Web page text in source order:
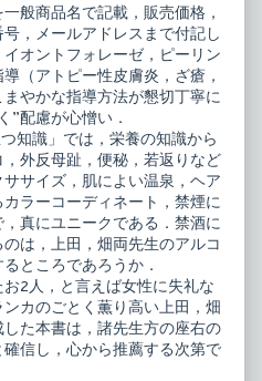
般商品名で記載，販売価格，
，メールアドレスまで付記し
オントフォレーゼ，ピーリン
（アトピー性皮膚炎，ざ瘡，
やかな指導方法が懇切丁寧に
”配慮が心憎い．
知識」では，栄養の知識から
外反母趾，便秘，若返りなど
サイズ，肌によい温泉，ヘア
ラーコーディネート，禁煙に
真にユニークである．禁酒に
は，上田，畑両先生のアルコ
ところであろうか．
2人，と言えば女性に失礼な
カのごとく薫り高い上田，畑
た本書は，諸先生方の座右の
信し，心から推薦する次第で